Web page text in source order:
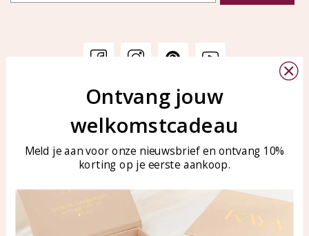
Veelgestelde vragen
Sieraden onderhouden
KAYA Sieraden
Bellen of WhatsApp Ma-Vr
tussen 09:00-17:00
Tel: 0850003187
WhatsApp: 0850003187
klantenservice@kayasierade
Ontvang jouw
welkomstcadeau
Meld je aan voor onze nieuwsbrief en ontvang 10%
korting op je eerste aankoop.